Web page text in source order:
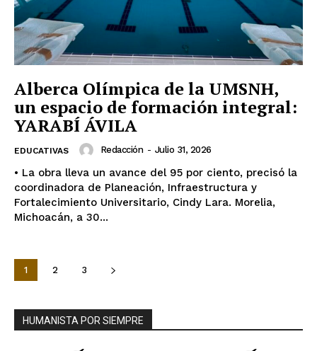
Alberca Olímpica de la UMSNH,
un espacio de formación integral:
YARABÍ ÁVILA
EDUCATIVAS Redacción - Julio 31, 2026
• La obra lleva un avance del 95 por ciento, precisó la
coordinadora de Planeación, Infraestructura y
Fortalecimiento Universitario, Cindy Lara. Morelia,
Michoacán, a 30...
1 2 3
HUMANISTA POR SIEMPRE